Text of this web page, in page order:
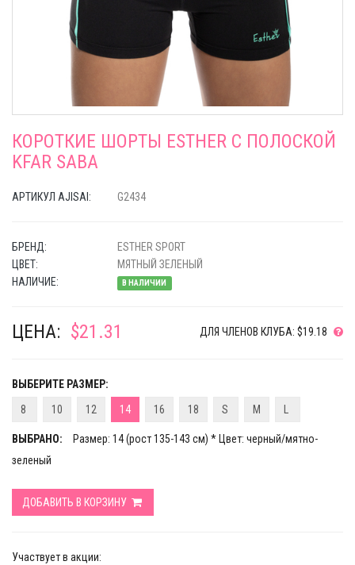
КОРОТКИЕ ШОРТЫ ESTHER C ПОЛОСКОЙ
KFAR SABA
АРТИКУЛ AJISAI: G2434
БРЕНД:
ESTHER SPORT
ЦВЕТ:
МЯТНЫЙ ЗЕЛЕНЫЙ
НАЛИЧИЕ:
В НАЛИЧИИ
ЦЕНА: $21.31 ДЛЯ ЧЛЕНОВ КЛУБА: $19.18
ВЫБЕРИТЕ РАЗМЕР:
8
10 12 14 16 18 S M
ВЫБРАНО:
Размер: 14 (рост 135-143 см) * Цвет: черный/мятно-
зеленый
ДОБАВИТЬ В КОРЗИНУ
Участвует в акции: